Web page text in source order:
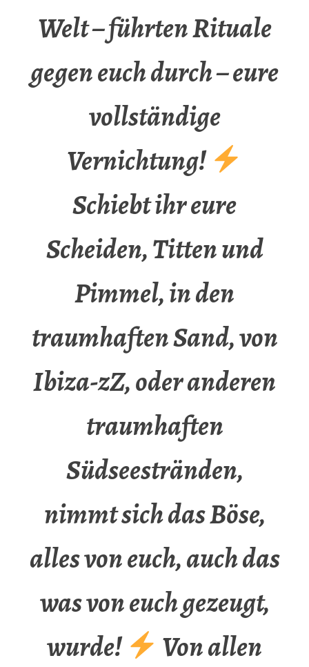
Welt – führten Rituale
gegen euch durch – eure
vollständige
Vernichtung!
Schiebt ihr eure
Scheiden, Titten und
Pimmel, in den
traumhaften Sand, von
Ibiza-zZ, oder anderen
traumhaften
Südseestränden,
nimmt sich das Böse,
alles von euch, auch das
was von euch gezeugt,
wurde!
Von allen